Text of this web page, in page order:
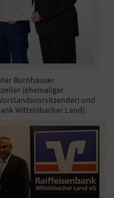
Burnhauser
(ehemaliger
und
Wittelsbacher Land).